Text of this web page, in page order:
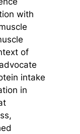
with
of
intake
in